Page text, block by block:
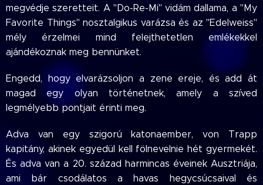
megvédje szeretteit. A "Do-Re-Mi" vidám dallama, a "My
Favorite Things" nosztalgikus varázsa és az "Edelweiss"
mély érzelmei mind felejthetetlen emlékekkel
ajándékoznak meg bennünket.
Engedd, hogy elvarázsoljon a zene ereje, és add át
magad egy olyan történetnek, amely a szíved
legmélyebb pontjait érinti meg.
Adva van egy szigorú katonaember, von Trapp
kapitány, akinek egyedül kell fölnevelnie hét gyermekét.
És adva van a 20. század harmincas éveinek Ausztriája,
ami bár csodálatos a havas hegycsúcsaival és